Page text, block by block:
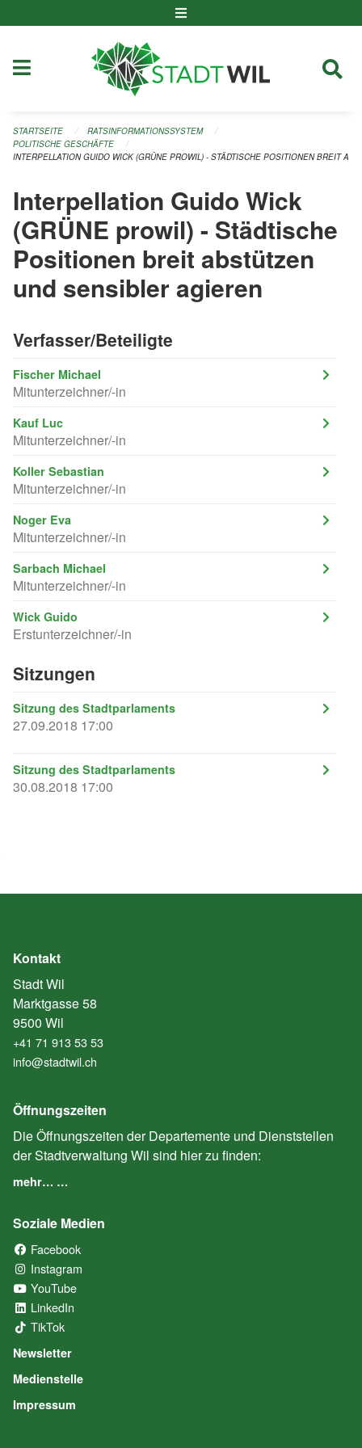
STARTSEITE
RATSINFORMATIONSSYSTEM
POLITISCHE GESCHÄFTE
INTERPELLATION GUIDO WICK (GRÜNE PROWIL) - STÄDTISCHE POSITIONEN BREIT
Interpellation Guido Wick
(GRÜNE prowil) - Städtische
Positionen breit abstützen
und sensibler agieren
Verfasser/Beteiligte
Fischer Michael
Mitunterzeichner/-in
Kauf Luc
Mitunterzeichner/-in
Koller Sebastian
Mitunterzeichner/-in
Noger Eva
Mitunterzeichner/-in
Sarbach Michael
Mitunterzeichner/-in
Wick Guido
Erstunterzeichner/-in
Sitzungen
Sitzung des Stadtparlaments
27.09.2018 17:00
Sitzung des Stadtparlaments
30.08.2018 17:00
Kontakt
Stadt Wil
Marktgasse 58
9500 Wil
+41 71 913 53 53
info@stadtwil.ch
Öffnungszeiten
Die Öffnungszeiten der Departemente und Dienststellen
der Stadtverwaltung Wil sind hier zu finden:
mehr… …
Soziale Medien
Facebook
Instagram
YouTube
LinkedIn
TikTok
Newsletter
Medienstelle
Impressum